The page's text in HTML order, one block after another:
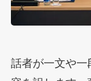
話者が一文や一